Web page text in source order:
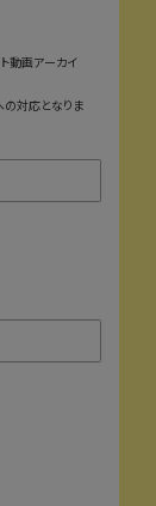
動画アーカイ
対応となりま